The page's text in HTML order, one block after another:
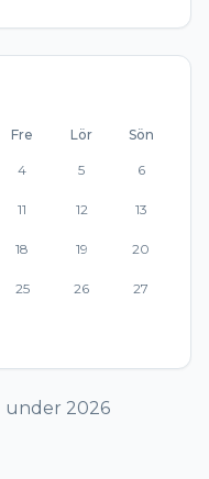
Fre Lör Sön
4 5 6
11 12 13
18 19 20
25 26 27
under 2026